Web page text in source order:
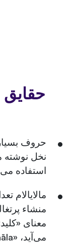
حقایق
حروف بسیار
نخل نوشته
استفاده
مالایالام